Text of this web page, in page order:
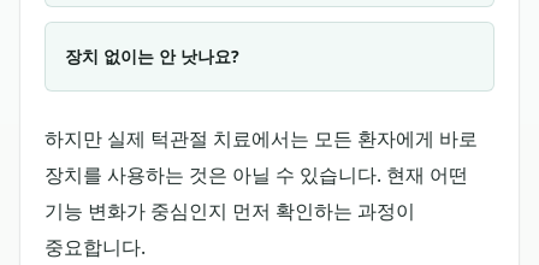
장치 없이는 안 낫나요?
하지만 실제 턱관절 치료에서는 모든 환자에게 바로
장치를 사용하는 것은 아닐 수 있습니다. 현재 어떤
기능 변화가 중심인지 먼저 확인하는 과정이
중요합니다.